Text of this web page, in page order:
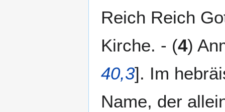
Reich Reich
Kirche. - (4)
40,3]. Im
Name, der